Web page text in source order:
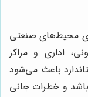
محیط‌های صنعتی
اداری و مراکز
باعث می‌شود
باشد و خطرات جانی